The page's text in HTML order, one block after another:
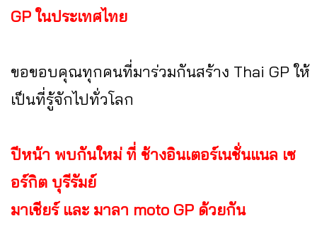
GP ในประเทศไทย
ขอขอบคุณทุกคนที่มาร่วมกันสร้าง Thai GP ให้
เป็นที่รู้จักไปทั่วโลก
ปีหน้า พบกันใหม่ ที่ ช้างอินเตอร์เนชั่นแนล เซ
อร์กิต บุรีรัมย์
มาเชียร์ และ มาลา moto GP ด้วยกัน